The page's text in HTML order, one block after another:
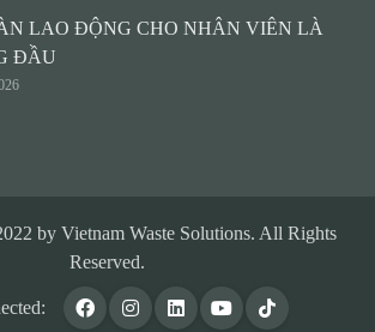
LAO ĐỘNG CHO NHÂN VIÊN LÀ
ĐẦU
by Vietnam Waste Solutions. All Rights
Reserved.